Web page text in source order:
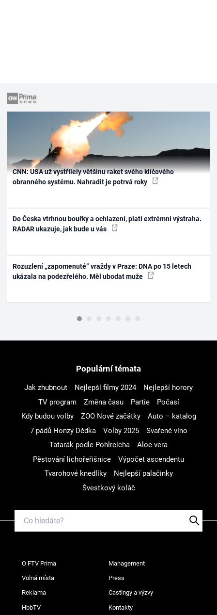
CNN: USA už vystřílely většinu raket svého klíčového
obranného systému. Nahradit je potrvá roky
Do Česka vtrhnou bouřky a ochlazení, platí extrémní výstraha.
RADAR ukazuje, jak bude u vás
Rozuzlení „zapomenuté“ vraždy v Praze: DNA po 15 letech
ukázala na podezřelého. Měl ubodat muže
Populární témata
Jak zhubnout Nejlepší filmy 2024
Nejlepší horory
TV program
Změna času Partie
Počasí
Kdy budou volby
ZOO Nové začátky
Auto – katalog
7 pádů Honzy Dědka
Volby 2025
Svařené víno
Tatarák podle Pohlreicha
Aloe vera
Pěstování lichořeřišnice
Výpočet ascendentu
Tvarohové knedlíky
Nejlepší palačinky
Švestkový koláč
O FTV Prima Management
Volná místa Press
Reklama Castingy a výzvy
HbbTV Kontakty